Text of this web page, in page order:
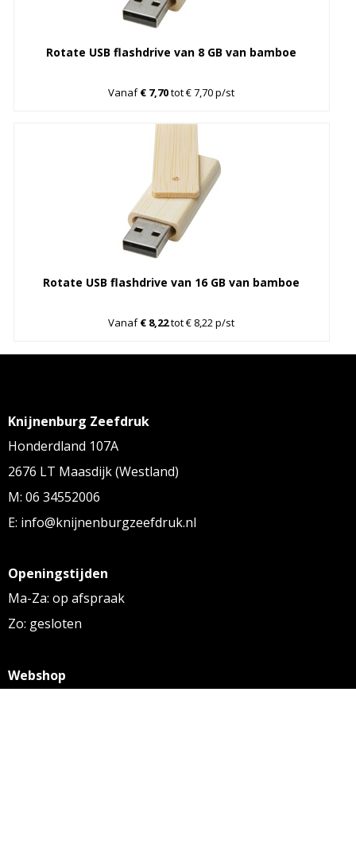
Rotate USB flashdrive van 8 GB van bamboe
Vanaf€ 7,70tot € 7,70 p/st
Rotate USB flashdrive van 16 GB van bamboe
Vanaf€ 8,22tot € 8,22 p/st
Knijnenburg Zeefdruk
Honderdland 107A
2676 LT Maasdijk (Westland)
M: 06 34552006
E: info@knijnenburgzeefdruk.nl
Openingstijden
Ma-Za: op afspraak
Zo: gesloten
Webshop